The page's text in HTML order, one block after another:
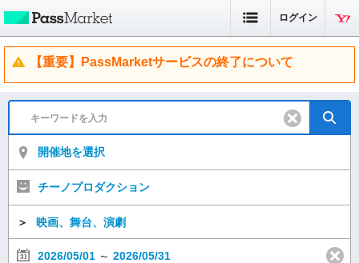
ログイン
【重要】PassMarketサービスの終了について
開催地を選択
チーノプロダクション
＞ 映画、舞台、演劇
2026/05/01 ～ 2026/05/31